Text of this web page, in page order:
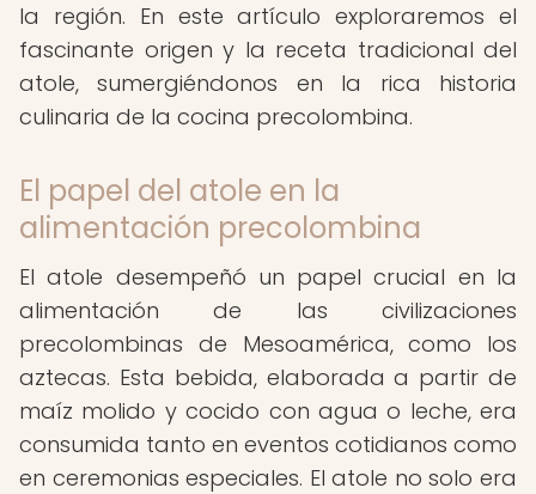
la región. En este artículo exploraremos el
fascinante origen y la receta tradicional del
atole, sumergiéndonos en la rica historia
culinaria de la cocina precolombina.
El papel del atole en la
alimentación precolombina
El atole desempeñó un papel crucial en la
alimentación de las civilizaciones
precolombinas de Mesoamérica, como los
aztecas. Esta bebida, elaborada a partir de
maíz molido y cocido con agua o leche, era
consumida tanto en eventos cotidianos como
en ceremonias especiales. El atole no solo era